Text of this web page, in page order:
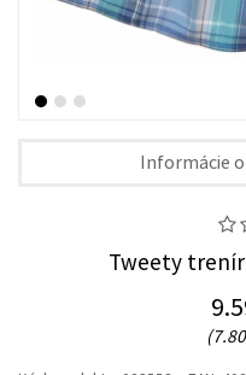
Informácie
Tweety